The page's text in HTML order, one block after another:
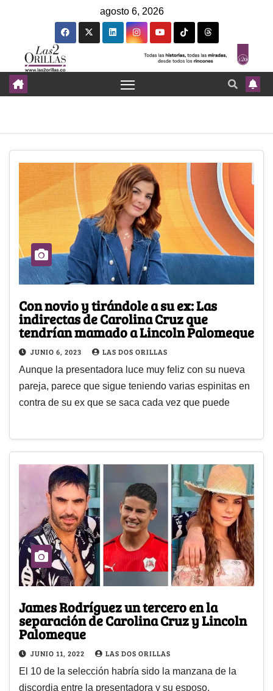
agosto 6, 2026
Con novio y tirándole a su ex: Las
indirectas de Carolina Cruz que
tendrían mamado a Lincoln Palomeque
JUNIO 6, 2023 LAS DOS ORILLAS
Aunque la presentadora luce muy feliz con su nueva
pareja, parece que sigue teniendo varias espinitas en
contra de su ex que se saca cada vez que puede
James Rodríguez un tercero en la
separación de Carolina Cruz y Lincoln
Palomeque
JUNIO 11, 2022 LAS DOS ORILLAS
El 10 de la selección habría sido la manzana de la
discordia entre la presentadora y su esposo.